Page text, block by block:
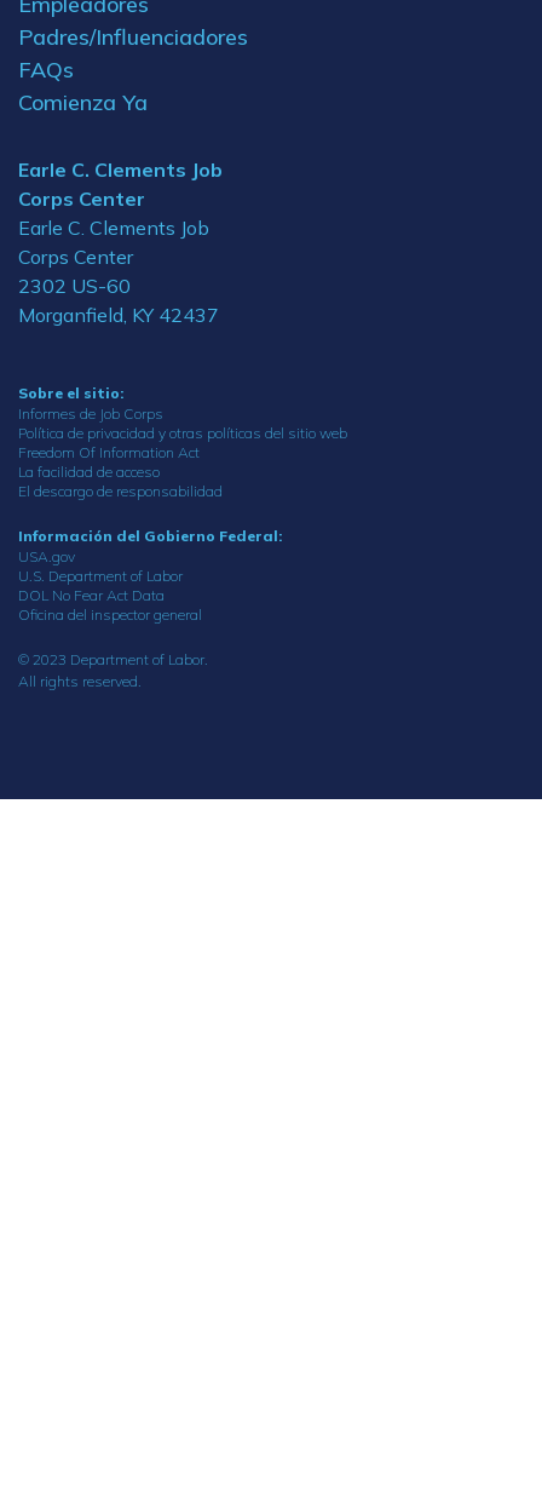
Padres/Influenciadores
FAQs
Comienza Ya
Earle C. Clements Job
Corps Center
Earle C. Clements Job
Corps Center
2302 US-60
Morganfield, KY 42437
Sobre el sitio:
Informes de Job Corps
Política de privacidad y otras políticas del sitio web
Freedom Of Information Act
La facilidad de acceso
El descargo de responsabilidad
Información del Gobierno Federal:
USA.gov
U.S. Department of Labor
DOL No Fear Act Data
Oficina del inspector general
© 2023 Department of Labor.
All rights reserved.